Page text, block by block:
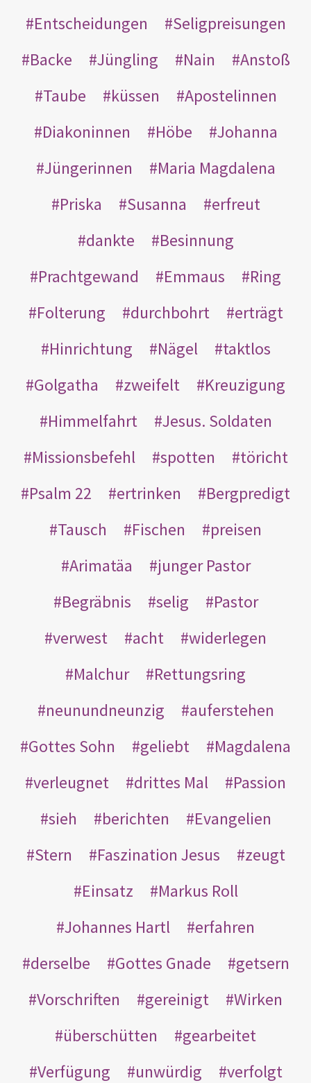
Entscheidungen
Seligpreisungen
Backe
Jüngling Nain
Anstoß
Taube
küssen
Apostelinnen
Diakoninnen
Höbe
Johanna
Jüngerinnen
Maria Magdalena
Priska
Susanna
erfreut
dankte
Besinnung
Prachtgewand
Emmaus
Ring
Folterung
durchbohrt
erträgt
Hinrichtung
Nägel
taktlos
Golgatha
zweifelt
Kreuzigung
Himmelfahrt
Jesus. Soldaten
Missionsbefehl
spotten
töricht
Psalm 22
ertrinken
Bergpredigt
Tausch
Fischen
preisen
Arimatäa
junger Pastor
Begräbnis
selig
Pastor
verwest
acht
widerlegen
Malchur
Rettungsring
neunundneunzig
auferstehen
Gottes Sohn
geliebt
Magdalena
verleugnet
drittes Mal
Passion
sieh
berichten
Evangelien
Stern
Faszination Jesus
zeugt
Einsatz
Markus Roll
Johannes Hartl
erfahren
derselbe
Gottes Gnade
getsern
Vorschriften
gereinigt
Wirken
überschütten
gearbeitet
Verfügung
unwürdig
verfolgt